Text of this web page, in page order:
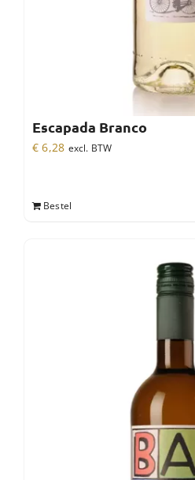
Escapada Branco
€ 6,28 excl. BTW
Bestel